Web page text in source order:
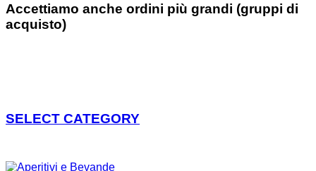
Accettiamo anche ordini più grandi (gruppi di
acquisto)
SELECT CATEGORY